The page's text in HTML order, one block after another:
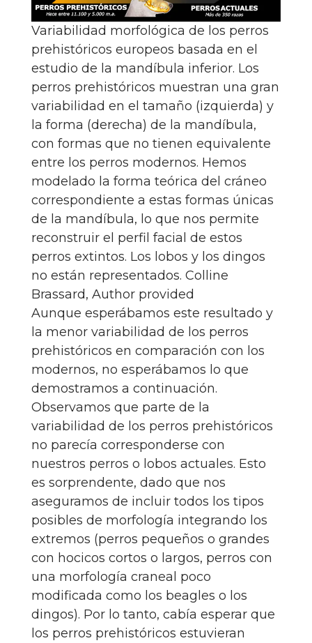
Variabilidad morfológica de los perros
prehistóricos europeos basada en el
estudio de la mandíbula inferior. Los
perros prehistóricos muestran una gran
variabilidad en el tamaño (izquierda) y
la forma (derecha) de la mandíbula,
con formas que no tienen equivalente
entre los perros modernos. Hemos
modelado la forma teórica del cráneo
correspondiente a estas formas únicas
de la mandíbula, lo que nos permite
reconstruir el perfil facial de estos
perros extintos. Los lobos y los dingos
no están representados. Colline
Brassard, Author provided
Aunque esperábamos este resultado y
la menor variabilidad de los perros
prehistóricos en comparación con los
modernos, no esperábamos lo que
demostramos a continuación.
Observamos que parte de la
variabilidad de los perros prehistóricos
no parecía corresponderse con
nuestros perros o lobos actuales. Esto
es sorprendente, dado que nos
aseguramos de incluir todos los tipos
posibles de morfología integrando los
extremos (perros pequeños o grandes
con hocicos cortos o largos, perros con
una morfología craneal poco
modificada como los beagles o los
dingos). Por lo tanto, cabía esperar que
los perros prehistóricos estuvieran